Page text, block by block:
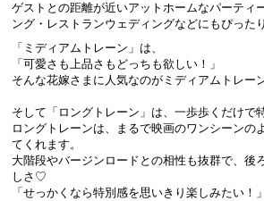
ゲストとの距離が近いアットホームなパーティ
ング・レストランウェディングなどにもぴった
「ミディアムトレーン」は、
「可愛さも上品さもどっちも欲しい！」
そんな花嫁さまに人気なのがミディアムトレー
そして「ロングトレーン」は、一歩歩くだけで
ロングトレーンは、まるで映画のワンシーンの
てくれます。
大階段やバージンロードとの相性も抜群で、後
しさ♡
「せっかくなら特別感を思いきり楽しみたい！